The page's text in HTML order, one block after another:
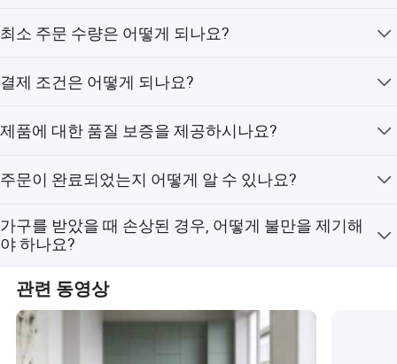
액세서리 백스플래시, 서랍 바구니, 서랍 슬라이드, 수도꼭지, 손잡이 및 손잡이, 힌지, Lazy Susan 스토리지, 쌀 박스, 싱크, Toe Kick, 폐기물 용기
색상
45~60일입니다.
맞춤 가구를 제작할 수 있습니다. 재질, 원단, 색상 등은 고
최소 주문 수량은 어떻게 되나요?
수록 맞춤 가구의 가격이 더 저렴해집니다.
결제 조건은 어떻게 되나요?
(전신환)로 30% 계약금, 배송 전 70% 잔금 결제.
제품에 대한 품질 보증을 제공하시나요?
고 있습니다. 첫째, 대량 생산 전에 샘플을 제작하여 가구의
질 검사를 실시하여 다음 단계로 진행하기에 적합한지 확
인합니다. 마지막으로, 포장 전에 모든 제품에 대해 100%
검사를 실시하여 가구의 결함 여부를 확인합니다.
주문이 완료되었는지 어떻게 알 수 있나요?
제공하여 고객님께서 생산 과정을 확인하실 수 있도록 합
니다.
가구를 받았을 때 손상된 경우, 어떻게 불만을 제기해
야 하나요?
다. 첫째, 안전한 배송을 위해 꼼꼼한 포장을 제공합니다.
둘째, 가구를 받으셨을 때 손상이 있는 경우, 사진과 함께
수량을 알려주시면, 해당 제품을 무료로 다시 제작해 드립
니다.
관련 동영상